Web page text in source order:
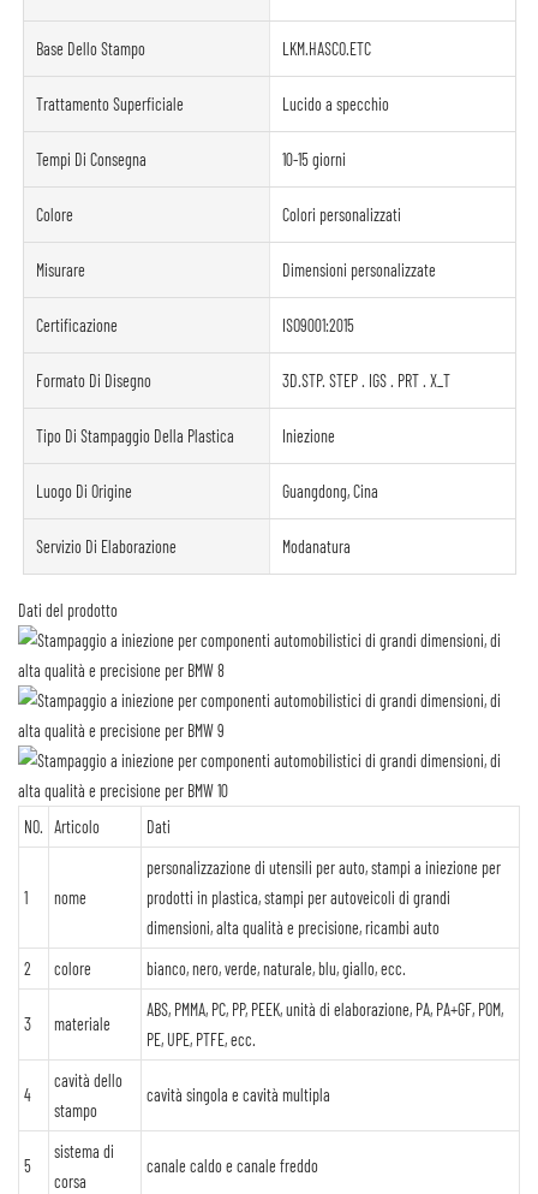
Base Dello Stampo LKM.HASCO.ETC
Trattamento Superficiale Lucido a specchio
Tempi Di Consegna 10-15 giorni
Colore Colori personalizzati
Misurare Dimensioni personalizzate
Certificazione ISO9001:2015
Formato Di Disegno 3D.STP. STEP . IGS . PRT . X_T
Tipo Di Stampaggio Della Plastica Iniezione
Luogo Di Origine Guangdong, Cina
Servizio Di Elaborazione Modanatura
Dati del prodotto
NO. Articolo Dati
1 nome
personalizzazione di utensili per auto, stampi a iniezione per
prodotti in plastica, stampi per autoveicoli di grandi
dimensioni, alta qualità e precisione, ricambi auto
2
colore bianco, nero, verde, naturale, blu, giallo, ecc.
3 materiale
ABS, PMMA, PC, PP, PEEK, unità di elaborazione, PA, PA+GF, POM,
PE, UPE, PTFE, ecc.
4
cavità dello
stampo
cavità singola e cavità multipla
5
sistema di
corsa
canale caldo e canale freddo